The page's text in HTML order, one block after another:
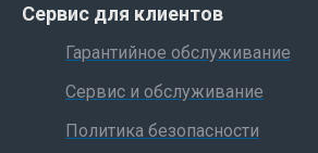
Сервис для клиентов
Гарантийное обслуживание
Сервис и обслуживание
Политика безопасности